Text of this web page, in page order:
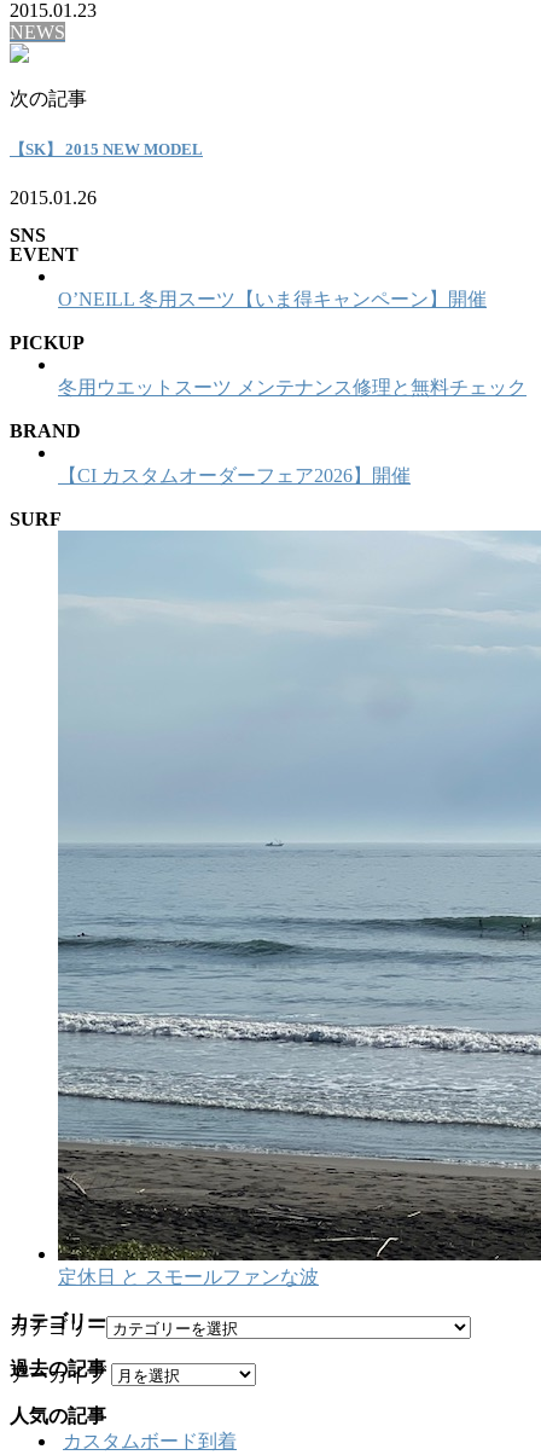
2015.01.23
NEWS
次の記事
【SK】 2015 NEW MODEL
2015.01.26
SNS
EVENT
O’NEILL 冬用スーツ【いま得キャンペーン】開催
PICKUP
冬用ウエットスーツ メンテナンス修理と無料チェック
BRAND
【CI カスタムオーダーフェア2026】開催
SURF
定休日 と スモールファンな波
カテゴリー
カテゴリー
過去の記事
アーカイブ
人気の記事
カスタムボード到着